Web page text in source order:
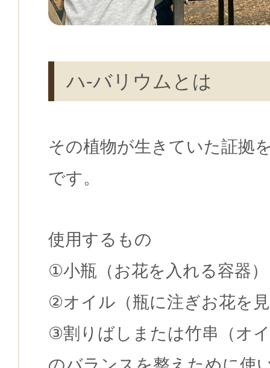
ハ-バリウムとは
その植物が生きていた証拠
です。
使用するもの
①小瓶（お花を入れる容器）
②オイル（瓶に注ぎお花を
③割りばしまたは竹串（オ